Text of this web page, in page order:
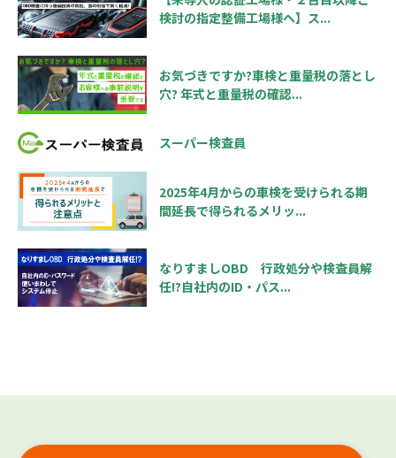
検討の指定整備工場様へ】ス...
お気づきですか?車検と重量税の落とし
穴? 年式と重量税の確認...
スーパー検査員
2025年4月からの車検を受けられる期
間延長で得られるメリッ...
なりすましOBD 行政処分や検査員解
任!?自社内のID・パス...